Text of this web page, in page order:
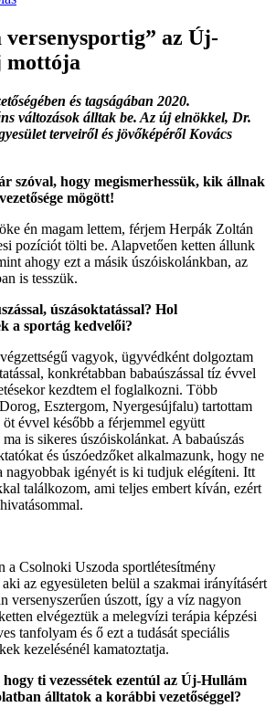
versenysportig” az Új-
mottója
és tagságában 2020.
változások álltak be. Az új elnökkel, Dr.
terveiről és jövőképéről Kovács
szóval, hogy megismerhessük, kik állnak
ége mögött!
én magam lettem, férjem Herpák Zoltán
pozíciót tölti be. Alapvetően ketten állunk
ahogy ezt a másik úszóiskolánkban, az
is tesszük.
úszásoktatással? Hol
a sportág kedvelői?
vagyok, ügyvédként dolgoztam
konkrétabban babaúszással tíz évvel
kezdtem el foglalkozni. Több
Esztergom, Nyergesújfalu) tartottam
évvel később a férjemmel együtt
is sikeres úszóiskolánkat. A babaúszás
és úszóedzőket alkalmazunk, hogy ne
nagyobbak igényét is ki tudjuk elégíteni. Itt
találkozom, ami teljes embert kíván, ezért
a Csolnoki Uszoda sportlétesítmény
az egyesületen belül a szakmai irányításért
versenyszerűen úszott, így a víz nagyon
elvégeztük a melegvízi terápia képzési
tanfolyam és ő ezt a tudását speciális
kezelésénél kamatoztatja.
ti vezessétek ezentúl az Új-Hullám
álltatok a korábbi vezetőséggel?